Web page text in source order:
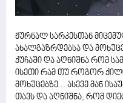
ჟურნალ სარკესთან
ახალგაზრდებსა და
ქუჩაში და აღნიშნა რომ
ისეთი რამ თუ როგორ
მოხუცებზე... ასევე მან
თავს და აღნიშნა, რომ